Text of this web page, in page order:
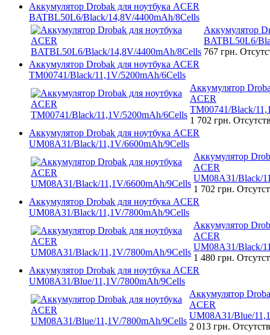
Аккумулятор Drobak для ноутбука ACER
BATBL50L6/Black/14,8V/4400mAh/8Cells
Аккумулятор
BATBL50L6/
767 грн.
Аккумулятор Drobak для ноутбука ACER
TM00741/Black/11,1V/5200mAh/6Cells
Аккумулятор
ACER
TM00741/Black/
1 702 грн.
Аккумулятор Drobak для ноутбука ACER
UM08A31/Black/11,1V/6600mAh/9Cells
Аккумулятор
ACER
UM08A31/Black/
1 702 грн.
Аккумулятор Drobak для ноутбука ACER
UM08A31/Black/11,1V/7800mAh/9Cells
Аккумулятор
ACER
UM08A31/Black/
1 480 грн.
Аккумулятор Drobak для ноутбука ACER
UM08A31/Blue/11,1V/7800mAh/9Cells
Аккумулятор
ACER
UM08A31/Blue/
2 013 грн.